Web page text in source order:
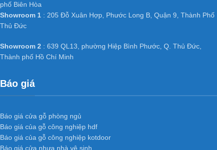
phố Biên Hòa
Showroom 1 : 205 Đỗ Xuân Hợp, Phước Long B, Quận 9, Thành Phố
Thủ Đức
Showroom 2 : 639 QL13, phường Hiệp Bình Phước, Q. Thủ Đức,
Thành phố Hồ Chí Minh
Báo giá
Báo giá cửa gỗ phòng ngủ
Báo giá của gỗ công nghiệp hdf
Báo giá của gỗ công nghiệp kotdoor
Báo giá cửa nhựa nhà vệ sinh